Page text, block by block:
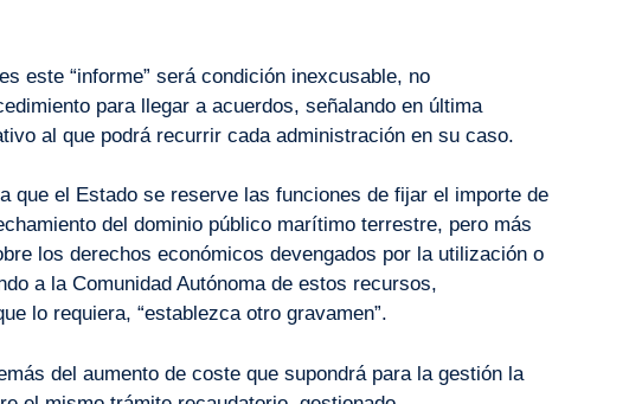
este “informe” será condición inexcusable, no
para llegar a acuerdos, señalando en última
al que podrá recurrir cada administración en su caso.
que el Estado se reserve las funciones de fijar el importe de
del dominio público marítimo terrestre, pero más
los derechos económicos devengados por la utilización o
a la Comunidad Autónoma de estos recursos,
lo requiera, “establezca otro gravamen”.
del aumento de coste que supondrá para la gestión la